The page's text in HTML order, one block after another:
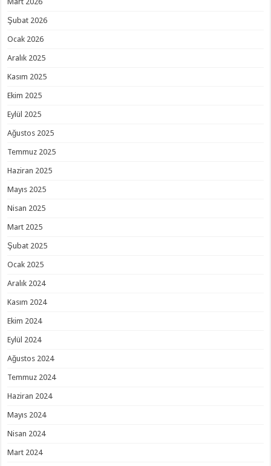
Şubat 2026
Ocak 2026
Aralık 2025
Kasım 2025
Ekim 2025
Eylül 2025
Ağustos 2025
Temmuz 2025
Haziran 2025
Mayıs 2025
Nisan 2025
Mart 2025
Şubat 2025
Ocak 2025
Aralık 2024
Kasım 2024
Ekim 2024
Eylül 2024
Ağustos 2024
Temmuz 2024
Haziran 2024
Mayıs 2024
Nisan 2024
Mart 2024